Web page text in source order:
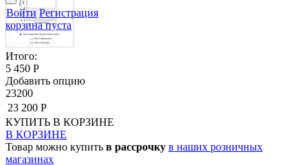
Войти Регистрация
корзина пуста
Итого:
5 450 Р
Добавить опцию
23200
23 200 Р
КУПИТЬ В КОРЗИНЕ
В КОРЗИНЕ
Товар можно купить в рассрочку в наших розничных
магазинах